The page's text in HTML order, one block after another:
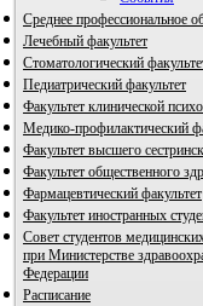
ВИА
Среднее профессиональное
Лечебный факультет
Стоматологический
Педиатрический факультет
Факультет клинической
Медико-профилактический
Факультет высшего
Факультет общественного
Фармацевтический факультет
Факультет иностранных
Совет студентов
при Министерстве
Федерации
Расписание